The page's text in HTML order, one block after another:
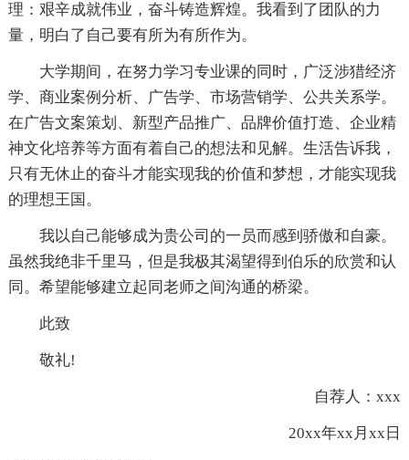
理：艰辛成就伟业，奋斗铸造辉煌。我看到了团队的力
量，明白了自己要有所为有所作为。
大学期间，在努力学习专业课的同时，广泛涉猎经济
学、商业案例分析、广告学、市场营销学、公共关系学。
在广告文案策划、新型产品推广、品牌价值打造、企业精
神文化培养等方面有着自己的想法和见解。生活告诉我，
只有无休止的奋斗才能实现我的价值和梦想，才能实现我
的理想王国。
我以自己能够成为贵公司的一员而感到骄傲和自豪。
虽然我绝非千里马，但是我极其渴望得到伯乐的欣赏和认
同。希望能够建立起同老师之间沟通的桥梁。
此致
敬礼!
自荐人：xxx
20xx年xx月xx日